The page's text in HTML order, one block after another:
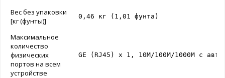
Вес без упаковки
[кг (фунты)]
0,46 кг (1,01 фунта)
Максимальное
количество
физических
портов на всем
устройстве
GE (RJ45) x 1, 10M/100M/1000M с